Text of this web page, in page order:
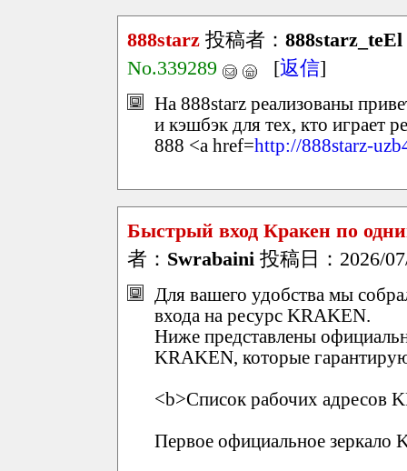
888starz 投稿者： 888starz_teEl
No.339289
[返信]
На 888starz реализованы
и кэшбэк для тех, кто играет
888 <a href=http://888starz-
Быстрый вход Кракен по
者： Swrabaini 投稿日：2026/
Для вашего удобства мы
входа на ресурс KRAKEN.
Ниже представлены
KRAKEN, которые
<b>Список рабочих адресов
Первое официальное зеркало